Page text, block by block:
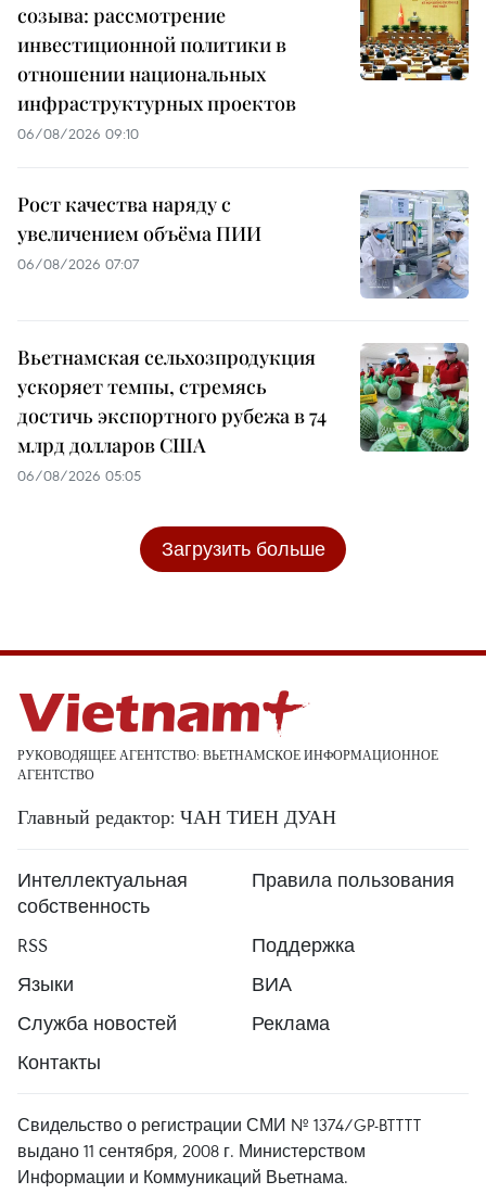
созыва: рассмотрение
инвестиционной политики в
отношении национальных
инфраструктурных проектов
06/08/2026 09:10
Рост качества наряду с
увеличением объёма ПИИ
06/08/2026 07:07
Вьетнамская сельхозпродукция
ускоряет темпы, стремясь
достичь экспортного рубежа в 74
млрд долларов США
06/08/2026 05:05
Загрузить больше
РУКОВОДЯЩЕЕ АГЕНТСТВО: ВЬЕТНАМСКОЕ ИНФОРМАЦИОННОЕ
АГЕНТСТВО
Главный редактор: ЧАН ТИЕН ДУАН
Интеллектуальная
собственность
Правила пользования
RSS
Поддержка
Языки
ВИА
Служба новостей
Реклама
Контакты
Свидельство о регистрации СМИ № 1374/GP-BTTTT
выдано 11 сентября, 2008 г. Министерством
Информации и Коммуникаций Вьетнама.